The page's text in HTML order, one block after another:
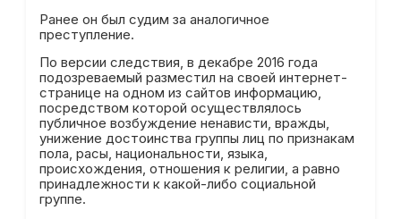
Ранее он был судим за аналогичное
преступление.
По версии следствия, в декабре 2016 года
подозреваемый разместил на своей интернет-
странице на одном из сайтов информацию,
посредством которой осуществлялось
публичное возбуждение ненависти, вражды,
унижение достоинства группы лиц по признакам
пола, расы, национальности, языка,
происхождения, отношения к религии, а равно
принадлежности к какой-либо социальной
группе.